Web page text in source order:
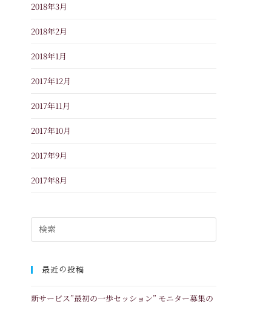
2018年3月
2018年2月
2018年1月
2017年12月
2017年11月
2017年10月
2017年9月
2017年8月
最近の投稿
新サービス”最初の一歩セッション” モニター募集の